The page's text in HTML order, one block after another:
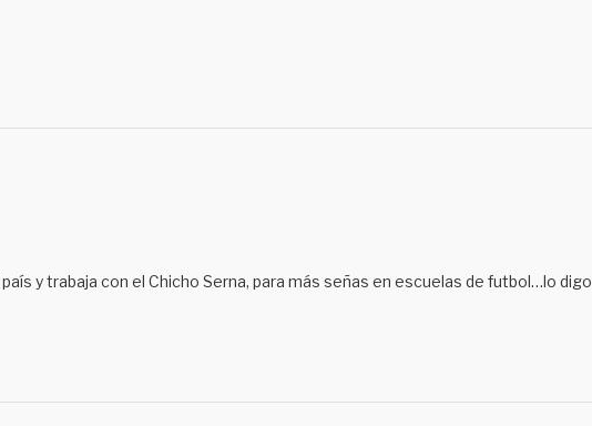
y trabaja con el Chicho Serna, para más señas en escuelas de futbol…lo digo